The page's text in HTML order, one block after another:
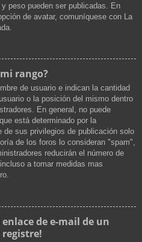
peso pueden ser publicadas. En
de avatar, comuníquese con La
rango?
de usuario e indican la cantidad
o la posición del mismo dentro
En general, no puede
está determinado por la
de sus privilegios de publicación solo
de los foros lo consideran "spam",
reducirán el número de
a tomar medidas mas
de e-mail de un
registre!